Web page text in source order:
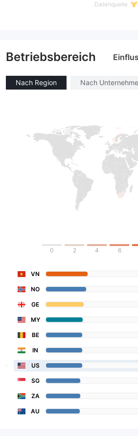
Datenquelle
Betriebsbereich
Nach Region Nach
0 2 4 6
VN
NO
GE
MY
BE
IN
US
SG
ZA
AU